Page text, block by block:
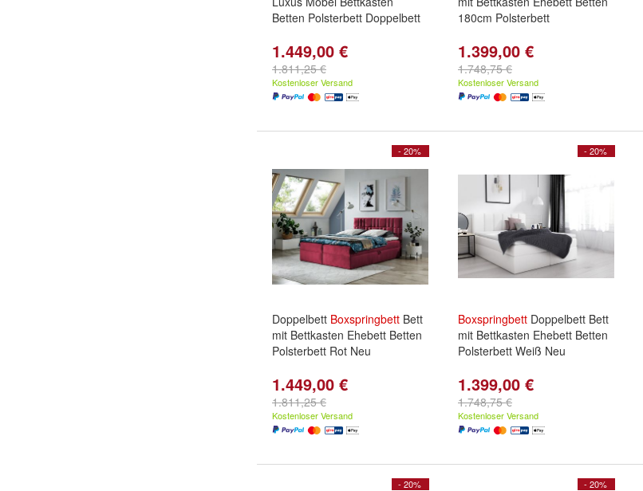
Betten Polsterbett Doppelbett
1.449,00 €
1.811,25 €
Kostenloser Versand
180cm Polsterbett
1.399,00 €
1.748,75 €
Kostenloser Versand
- 20%
Doppelbett Boxspringbett Bett
mit Bettkasten Ehebett Betten
Polsterbett Rot Neu
1.449,00 €
1.811,25 €
Kostenloser Versand
- 20%
Boxspringbett Doppelbett Bett
mit Bettkasten Ehebett Betten
Polsterbett Weiß Neu
1.399,00 €
1.748,75 €
Kostenloser Versand
- 20% - 20%